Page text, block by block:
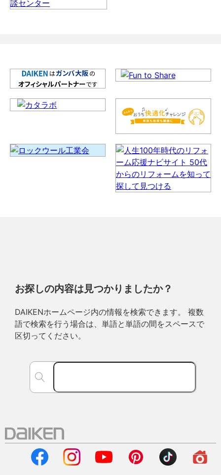
お探しの内容は見つかりましたか？
DAIKENホームページ内の情報を検索できます。 複数
語で検索を行う場合は、単語と単語の間をスペースで
区切ってください。